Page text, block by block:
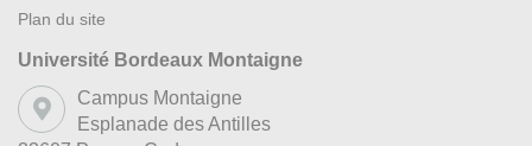
Plan du site
Université Bordeaux Montaigne
Campus Montaigne
Esplanade des Antilles